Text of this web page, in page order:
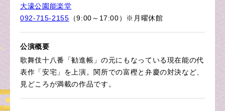
大濠公園能楽堂
092-715-2155 （9:00～17:00）※月曜休館
公演概要
歌舞伎十八番「勧進帳」の元にもなっている現在能の代
表作「安宅」を上演。関所での富樫と弁慶の対決など、
見どころが満載の作品です。